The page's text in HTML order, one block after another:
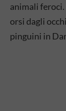
animali
orsi dagli
pinguini in